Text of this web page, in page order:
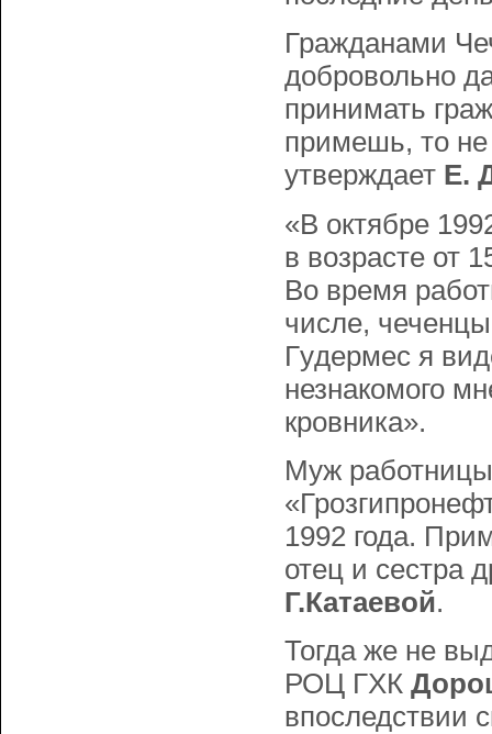
Гражданами
добровольно
принимать
примешь, то
утверждает Е.
«В октябре
в возрасте от
Во время
числе,
Гyдеpмес я
незнакомого
кровника».
Муж
1992 года.
отец и сестра
Г.Катаевой.
Тогда же не
РОЦ ГХК
впоследствии